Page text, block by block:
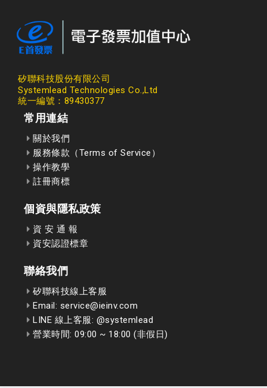
矽聯科技股份有限公司
Systemlead Technologies Co.,Ltd
統一編號：89430377
常用連結
關於我們
服務條款（Terms of Service）
操作教學
註冊商標
個資與隱私政策
資 安 通 報
資安認證標章
聯絡我們
矽聯科技線上客服
Email: service@ieinv.com
LINE 線上客服: @systemlead
營業時間: 09:00 ~ 18:00 (非假日)